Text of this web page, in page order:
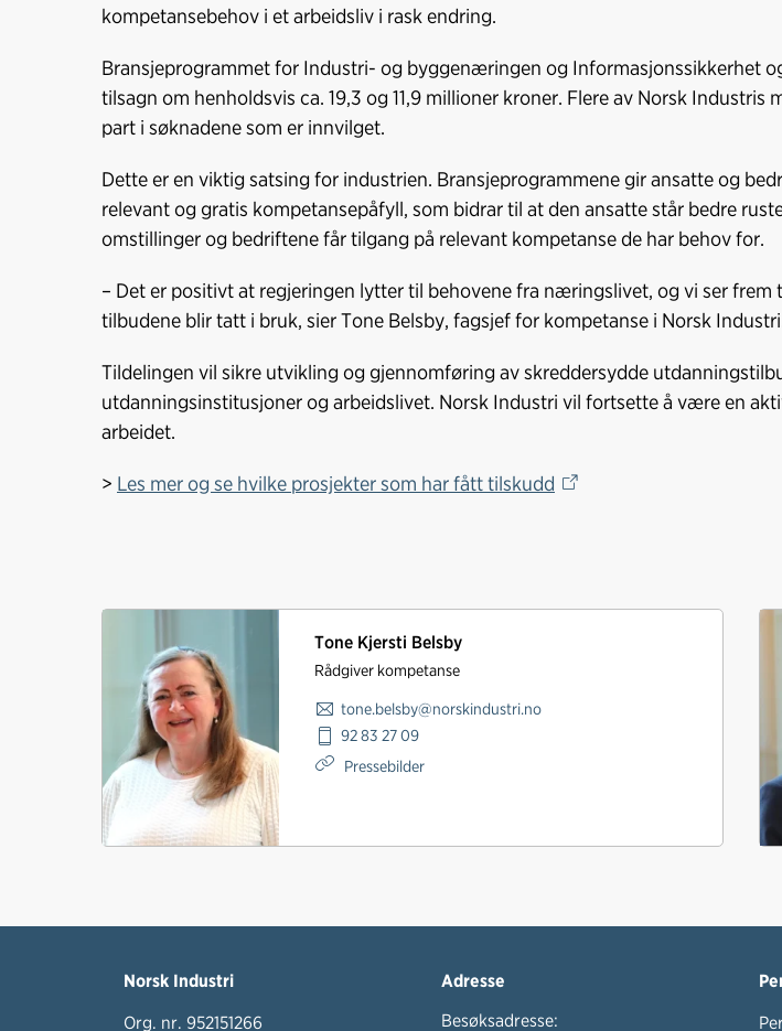
kompetansebehov i et arbeidsliv i rask endring.
Bransjeprogrammet for Industri- og byggenæringen og Informasjonssikkerhet
tilsagn om henholdsvis ca. 19,3 og 11,9 millioner kroner. Flere av Norsk Industris
part i søknadene som er innvilget.
Dette er en viktig satsing for industrien. Bransjeprogrammene gir ansatte og
relevant og gratis kompetansepåfyll, som bidrar til at den ansatte står bedre
omstillinger og bedriftene får tilgang på relevant kompetanse de har behov for.
– Det er positivt at regjeringen lytter til behovene fra næringslivet, og vi ser frem
tilbudene blir tatt i bruk, sier Tone Belsby, fagsjef for kompetanse i Norsk
Tildelingen vil sikre utvikling og gjennomføring av skreddersydde
utdanningsinstitusjoner og arbeidslivet. Norsk Industri vil fortsette å være en
arbeidet.
> Les mer og se hvilke prosjekter som har fått tilskudd
Tone Kjersti Belsby
Rådgiver kompetanse
tone.belsby@norskindustri.no
92 83 27 09
Pressebilder
Norsk Industri
Org. nr. 952151266
Adresse
Besøksadresse: